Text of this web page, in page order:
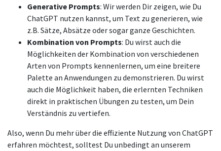
Generative Prompts: Wir werden Dir zeigen, wie Du
ChatGPT nutzen kannst, um Text zu generieren, wie
z.B. Sätze, Absätze oder sogar ganze Geschichten.
Kombination von Prompts: Du wirst auch die
Möglichkeiten der Kombination von verschiedenen
Arten von Prompts kennenlernen, um eine breitere
Palette an Anwendungen zu demonstrieren. Du wirst
auch die Möglichkeit haben, die erlernten Techniken
direkt in praktischen Übungen zu testen, um Dein
Verständnis zu vertiefen.
Also, wenn Du mehr über die effiziente Nutzung von ChatGPT
erfahren möchtest, solltest Du unbedingt an unserem